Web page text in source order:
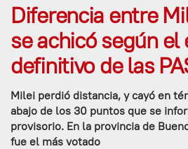
Diferencia entre
se achicó según
definitivo de las
Milei perdió distancia, y cayó en
abajo de los 30 puntos que se
provisorio. En la provincia de
fue el más votado